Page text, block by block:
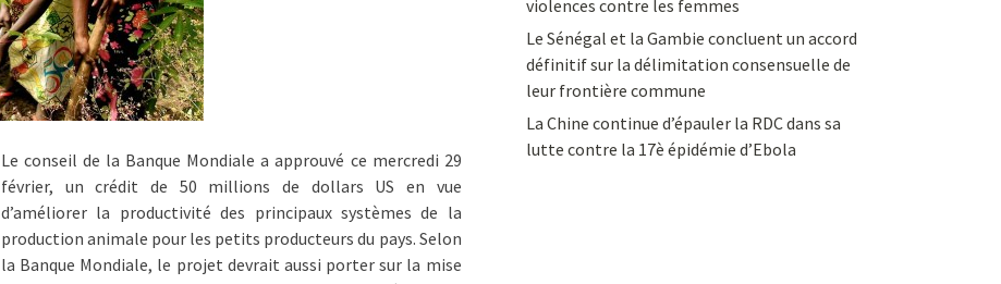
Le conseil de la Banque Mondiale a approuvé ce mercredi 29
février, un crédit de 50 millions de dollars US en vue
d’améliorer la productivité des principaux systèmes de la
production animale pour les petits producteurs du pays. Selon
la Banque Mondiale, le projet devrait aussi porter sur la mise
violences contre les femmes
Le Sénégal et la Gambie concluent un accord
définitif sur la délimitation consensuelle de
leur frontière commune
La Chine continue d’épauler la RDC dans sa
lutte contre la 17è épidémie d’Ebola